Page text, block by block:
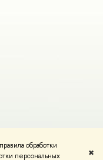
обработки
персональных
✖
Редактору